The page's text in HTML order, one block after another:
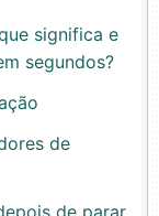
significa e
segundos?
de
de parar